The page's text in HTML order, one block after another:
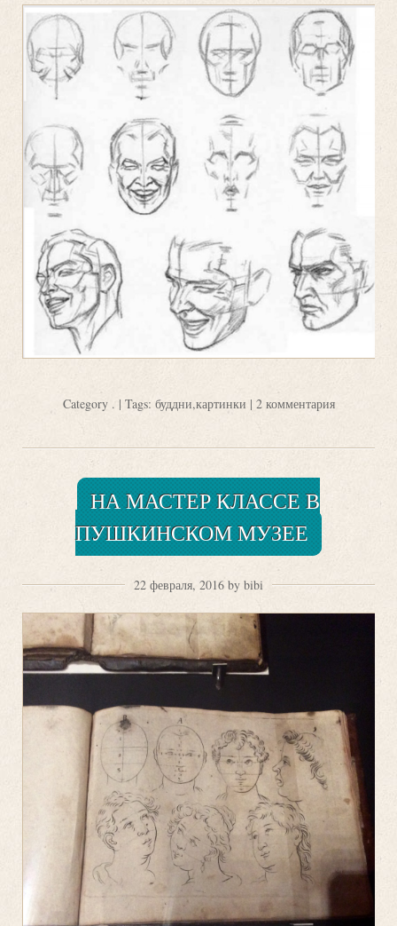
Category . | Tags: буддни,картинки | 2 комментария
НА МАСТЕР КЛАССЕ В
ПУШКИНСКОМ МУЗЕЕ
22 февраля, 2016 by bibi